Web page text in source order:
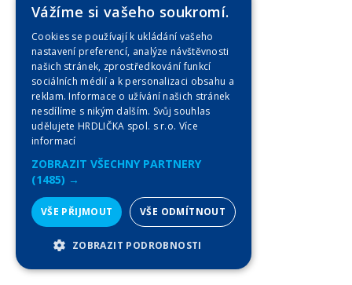
Zobrazit
Vážíme si vašeho soukromí.
Cookies se používají k ukládání vašeho
nastavení preferencí, analýze návštěvnosti
našich stránek, zprostředkování funkcí
sociálních médií a k personalizaci obsahu a
reklam. Informace o užívání našich stránek
nesdílíme s nikým dalším. Svůj souhlas
udělujete HRDLIČKA spol. s r.o. Více
informací
ZOBRAZIT VŠECHNY PARTNERY
(1485) →
VŠE PŘIJMOUT VŠE ODMÍTNOUT
ZOBRAZIT PODROBNOSTI